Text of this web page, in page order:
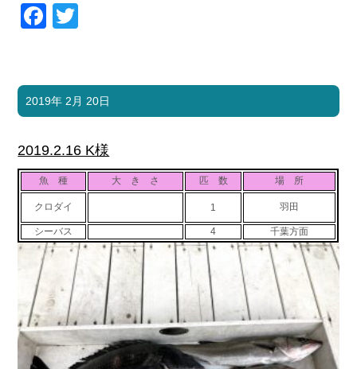
Facebook
2019年 2月 20日
2019.2.16 K様
魚 種 大 き さ 匹 数 場 所
クロダイ 1 羽田
シーバス 4 千葉方面